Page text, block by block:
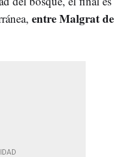
entre Malgrat de